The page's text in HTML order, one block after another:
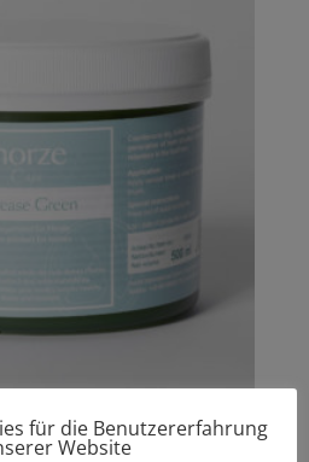
für die Benutzererfahrung
Website